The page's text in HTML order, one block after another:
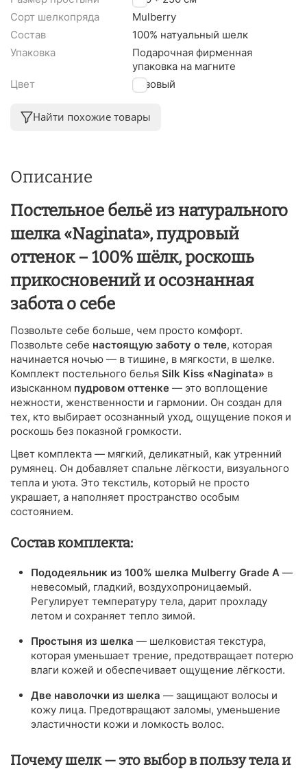
Сорт шелкопряда
Mulberry
Состав
100% натуальный шелк
Упаковка
Подарочная фирменная
упаковка на магните
Цвет
Розовый
Найти похожие товары
Описание
Постельное бельё из натурального
шелка «Naginata», пудровый
оттенок – 100% шёлк, роскошь
прикосновений и осознанная
забота о себе
Позвольте себе больше, чем просто комфорт.
Позвольте себе настоящую заботу о теле, которая
начинается ночью — в тишине, в мягкости, в шелке.
Комплект постельного белья Silk Kiss «Naginata» в
изысканном пудровом оттенке — это воплощение
нежности, женственности и гармонии. Он создан для
тех, кто выбирает осознанный уход, ощущение покоя и
роскошь без показной громкости.
Цвет комплекта — мягкий, деликатный, как утренний
румянец. Он добавляет спальне лёгкости, визуального
тепла и уюта. Это текстиль, который не просто
украшает, а наполняет пространство особым
состоянием.
Состав комплекта:
Пододеяльник из 100% шелка Mulberry Grade A —
невесомый, гладкий, воздухопроницаемый.
Регулирует температуру тела, дарит прохладу
летом и сохраняет тепло зимой.
Простыня из шелка — шелковистая текстура,
которая уменьшает трение, предотвращает потерю
влаги кожей и обеспечивает ощущение лёгкости.
Две наволочки из шелка — защищают волосы и
кожу лица. Предотвращают заломы, уменьшение
эластичности кожи и ломкость волос.
Почему шелк — это выбор в пользу тела и